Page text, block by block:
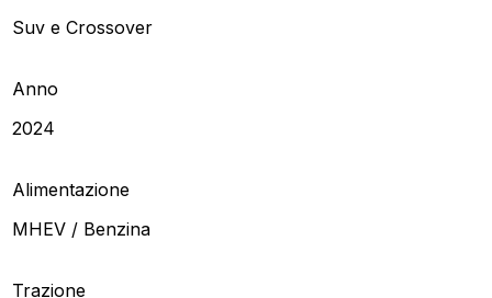
Suv e Crossover
Anno
2024
Alimentazione
MHEV / Benzina
Trazione